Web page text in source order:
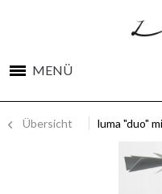
MENÜ
Übersicht luma "duo"